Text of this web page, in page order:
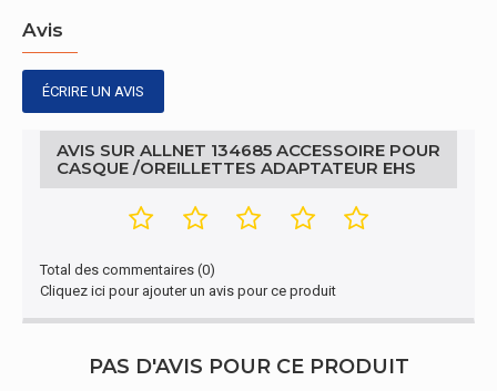
Avis
ÉCRIRE UN AVIS
AVIS SUR ALLNET 134685 ACCESSOIRE POUR
CASQUE /OREILLETTES ADAPTATEUR EHS
Total des commentaires (0)
Cliquez ici pour ajouter un avis pour ce produit
PAS D'AVIS POUR CE PRODUIT